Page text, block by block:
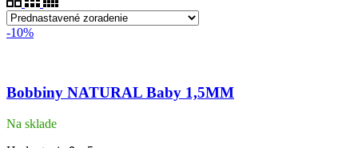
-10%
Bobbiny NATURAL Baby 1,5MM
Na sklade